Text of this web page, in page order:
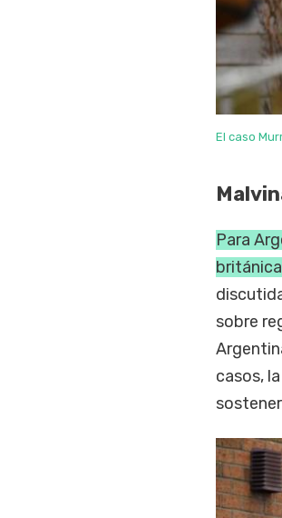
El caso
Para
sobre
casos,